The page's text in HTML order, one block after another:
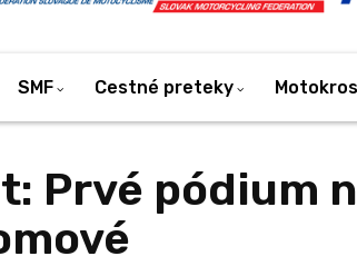
SMF Cestné preteky Motokros
Prvé pódium